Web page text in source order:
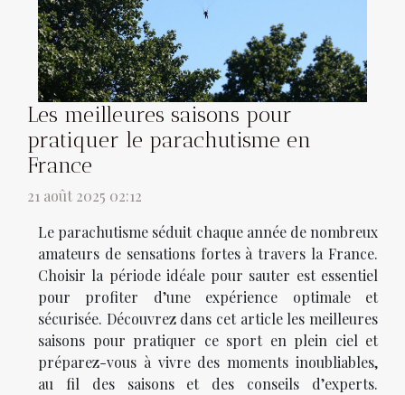
Les meilleures saisons pour
pratiquer le parachutisme en
France
21 août 2025 02:12
Le parachutisme séduit chaque année de nombreux
amateurs de sensations fortes à travers la France.
Choisir la période idéale pour sauter est essentiel
pour profiter d’une expérience optimale et
sécurisée. Découvrez dans cet article les meilleures
saisons pour pratiquer ce sport en plein ciel et
préparez-vous à vivre des moments inoubliables,
au fil des saisons et des conseils d’experts.